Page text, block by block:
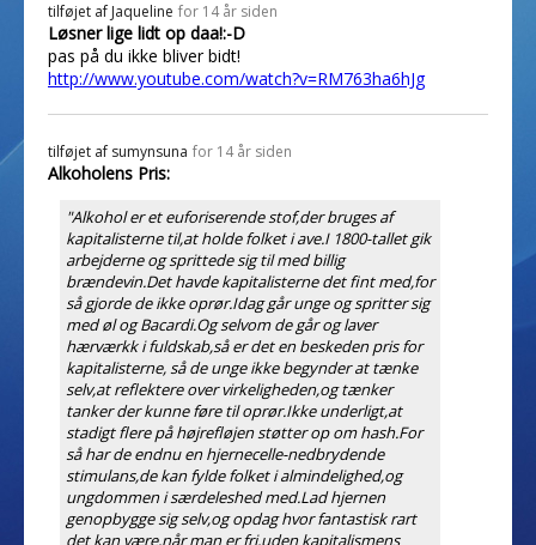
tilføjet af Jaqueline for 14 år siden
Løsner lige lidt op daa!:-D
pas på du ikke bliver bidt!
http://www.youtube.com/watch?v=RM763ha6hJg
tilføjet af sumynsuna for 14 år siden
Alkoholens Pris:
"Alkohol er et euforiserende stof,der bruges af
kapitalisterne til,at holde folket i ave.I 1800-tallet gik
arbejderne og sprittede sig til med billig
brændevin.Det havde kapitalisterne det fint med,for
så gjorde de ikke oprør.Idag går unge og spritter sig
med øl og Bacardi.Og selvom de går og laver
hærværkk i fuldskab,så er det en beskeden pris for
kapitalisterne, så de unge ikke begynder at tænke
selv,at reflektere over virkeligheden,og tænker
tanker der kunne føre til oprør.Ikke underligt,at
stadigt flere på højrefløjen støtter op om hash.For
så har de endnu en hjernecelle-nedbrydende
stimulans,de kan fylde folket i almindelighed,og
ungdommen i særdeleshed med.Lad hjernen
genopbygge sig selv,og opdag hvor fantastisk rart
det kan være,når man er fri,uden kapitalismens